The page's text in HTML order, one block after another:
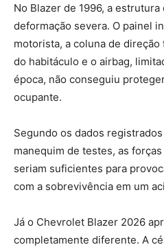
No Blazer de 1996, a
deformação severa. O painel
motorista, a coluna de
do habitáculo e o airbag,
época, não conseguiu
ocupante.
Segundo os dados
manequim de testes, as
seriam suficientes para
com a sobrevivência em um
Já o Chevrolet Blazer 2026
completamente diferente. A